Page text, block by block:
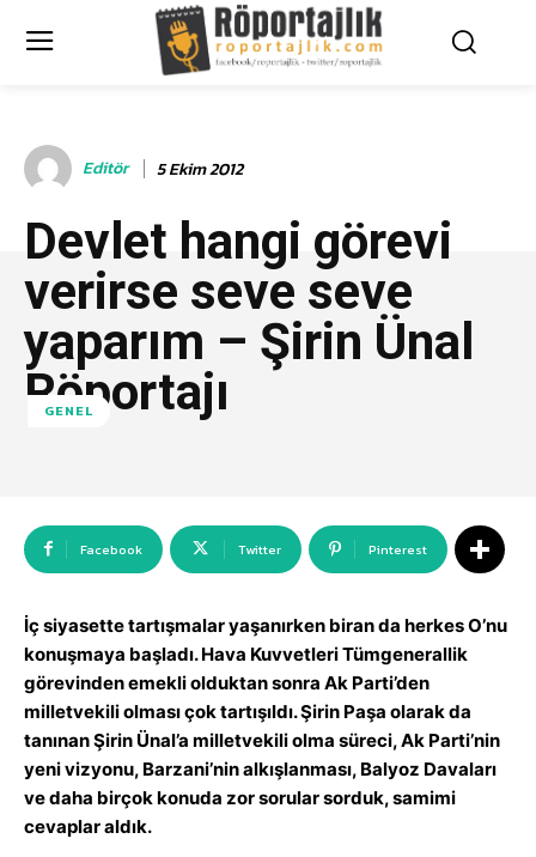
Editör 5 Ekim 2012
Devlet hangi görevi
verirse seve seve
yaparım – Şirin Ünal
Röportajı
GENEL
Facebook Twitter Pinterest
İç siyasette tartışmalar yaşanırken biran da herkes O’nu
konuşmaya başladı. Hava Kuvvetleri Tümgenerallik
görevinden emekli olduktan sonra Ak Parti’den
milletvekili olması çok tartışıldı. Şirin Paşa olarak da
tanınan Şirin Ünal’a milletvekili olma süreci, Ak Parti’nin
yeni vizyonu, Barzani’nin alkışlanması, Balyoz Davaları
ve daha birçok konuda zor sorular sorduk, samimi
cevaplar aldık.